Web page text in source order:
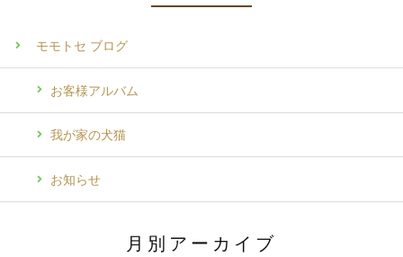
モモトセ ブログ
お客様アルバム
我が家の犬猫
お知らせ
月別アーカイブ